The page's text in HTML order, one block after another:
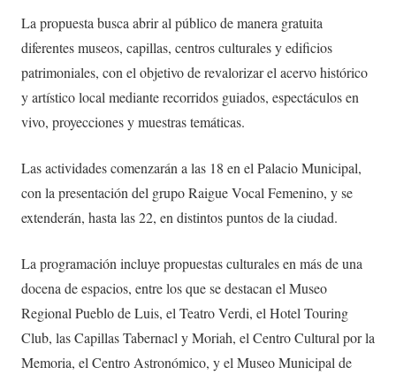
La propuesta busca abrir al público de manera gratuita
diferentes museos, capillas, centros culturales y edificios
patrimoniales, con el objetivo de revalorizar el acervo histórico
y artístico local mediante recorridos guiados, espectáculos en
vivo, proyecciones y muestras temáticas.
Las actividades comenzarán a las 18 en el Palacio Municipal,
con la presentación del grupo Raigue Vocal Femenino, y se
extenderán, hasta las 22, en distintos puntos de la ciudad.
La programación incluye propuestas culturales en más de una
docena de espacios, entre los que se destacan el Museo
Regional Pueblo de Luis, el Teatro Verdi, el Hotel Touring
Club, las Capillas Tabernacl y Moriah, el Centro Cultural por la
Memoria, el Centro Astronómico, y el Museo Municipal de